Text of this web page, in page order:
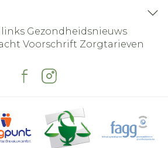
Gezondheidsnieuws
Voorschrift Zorgtarieven